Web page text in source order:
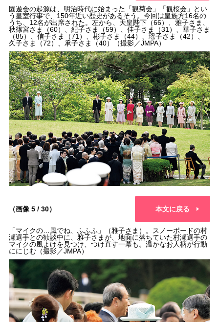
園遊会の起源は、明治時代に始まった「観菊会」「観桜会」とい
う皇室行事で、150年近い歴史があるそう。今回は皇族方16名の
うち、12名が出席された。左から、天皇陛下（66）、雅子さま、
秋篠宮さま（60）、紀子さま（59）、佳子さま（31）、華子さま
（85）、信子さま（71）、彬子さま（44）、瑶子さま（42）、
久子さま（72）、承子さま（40）（撮影／JMPA）
（画像 5 / 30） 本文に戻る
「マイクの…風でね、ふふふ」（雅子さま）。スノーボードの村
瀬選手との歓談中に、雅子さまが、地面に落ちていた村瀬選手の
マイクの風よけを見つけ、つけ直す一幕も。温かなお人柄が行動
ににじむ（撮影／JMPA）